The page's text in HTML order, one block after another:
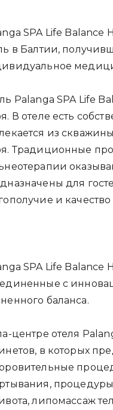
SPA Life
в Балтии,
Palanga SPA Life
В отеле есть
из
Традиционные
для
и
SPA Life Balance
с
баланса.
центре отеля
в которых
липомассаж